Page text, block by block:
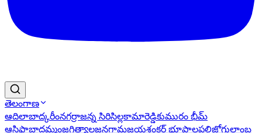
తెలంగాణ
ఆదిలాబాద్కరీంనగర్రాజన్న సిరిసిల్లకామారెడ్డికుమురం భీమ్
ఆసిఫాబాద్ఖమ్మంజగిత్యాలజనగామజయశంకర్ భూపాలపల్లిజోగులాంబ